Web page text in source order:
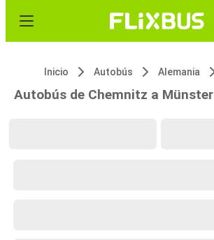
Inicio Autobús Alemania
Autobús de Chemnitz a Münster